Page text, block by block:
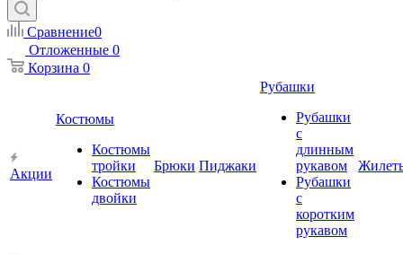
Сравнение0
Отложенные 0
Корзина 0
Акции
Костюмы
Костюмы
тройки
Костюмы
двойки
Брюки Пиджаки
Рубашки
Рубашки
с
длинным
рукавом
Рубашки
с
коротким
рукавом